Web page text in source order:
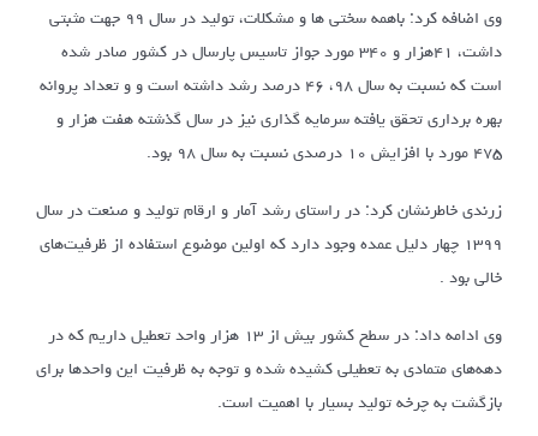
وی اضافه کرد: باهمه سختی ها و مشکلات، تولید در سال ۹۹ جهت مثبتی
داشت، ۴۱هزار و ۳۴۰ مورد جواز تاسیس پارسال در کشور صادر شده
است که نسبت به سال ۹۸، ۴۶ درصد رشد داشته است و و تعداد پروانه
بهره برداری تحقق یافته سرمایه گذاری نیز در سال گذشته هفت هزار و
۴۷۵ مورد با افزایش ۱۰ درصدی نسبت به سال ۹۸ بود.
زرندی خاطرنشان کرد: در راستای رشد آمار و ارقام تولید و صنعت در سال
۱۳۹۹ چهار دلیل عمده وجود دارد که اولین موضوع استفاده از ظرفیت‌های
خالی بود .
وی ادامه داد: در سطح کشور بیش از ۱۳ هزار واحد تعطیل داریم که در
دهه‌های متمادی به تعطیلی کشیده شده و توجه به ظرفیت این واحدها برای
بازگشت به چرخه تولید بسیار با اهمیت است.